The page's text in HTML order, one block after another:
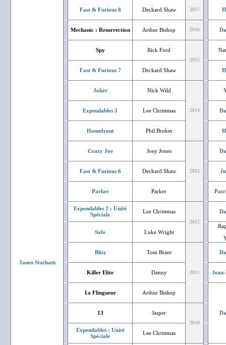
Jason Statham
Fast & Furious 8 Deckard Shaw 2017
Mechanic : Resurrection Arthur Bishop 2016
Spy Rick Ford
2015
Fast & Furious 7 Deckard Shaw
Joker Nick Wild
2014
Expendables 3 Lee Christmas
Homefront Phil Broker
Crazy Joe Joey Jones
2013
Fast & Furious 6 Deckard Shaw
Parker Parker
Expendables 2 : Unité
Spéciale
Lee Christmas
2012
Safe Luke Wright
Blitz Tom Brant
2011
Killer Elite Danny
Le Flingueur Arthur Bishop
13 Jasper
2010
Expendables : Unité
Spéciale
Lee Christmas